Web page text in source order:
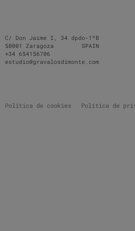
C/ Don Jaime I, 34 dpdo-1ºB
50001 Zaragoza SPAIN
+34 654156706
estudio@gravalosdimonte.com
Política de cookies Política de